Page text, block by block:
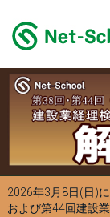
2026年3月8日(日)
および第44回建設